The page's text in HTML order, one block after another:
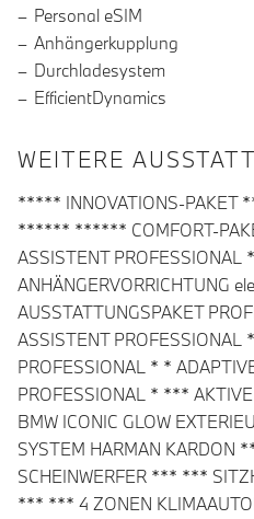
Personal eSIM
Anhängerkupplung
Durchladesystem
EfficientDynamics
WEITERE
***** INNOVATIONS-PAKET
****** ****** COMFORT-
ASSISTENT
ANHÄNGERVORRICHTUNG
AUSSTATTUNGSPAKET
ASSISTENT PROFESSIONAL
PROFESSIONAL * *
PROFESSIONAL * ***
BMW ICONIC GLOW
SYSTEM HARMAN KARDON
SCHEINWERFER *** ***
*** *** 4 ZONEN